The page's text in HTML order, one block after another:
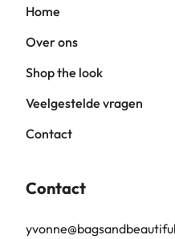
Home
Over ons
Shop the look
Veelgestelde vragen
Contact
Contact